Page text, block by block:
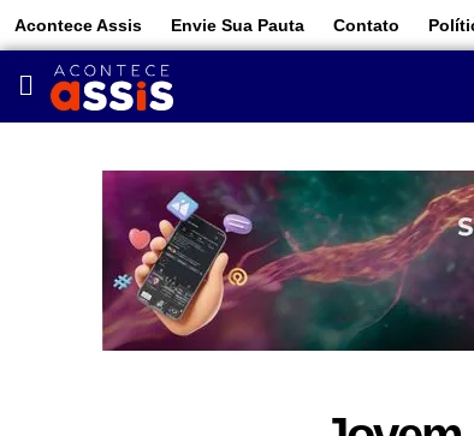
Acontece Assis Envie Sua Pauta Contato